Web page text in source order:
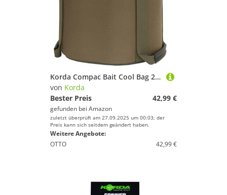
Korda Compac Bait Cool Bag 25x25x25cm - Kühltasche, Kühlbox, Ködertasche
von Korda
Bester Preis
42,99 €
gefunden bei Amazon
zuletzt überprüft am 27.09.2025 um 00:03; der
Preis kann sich seitdem geändert haben.
Weitere Angebote:
OTTO
42,99 €